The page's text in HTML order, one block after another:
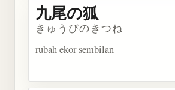
九尾の狐
きゅうびのきつね
rubah ekor sembilan